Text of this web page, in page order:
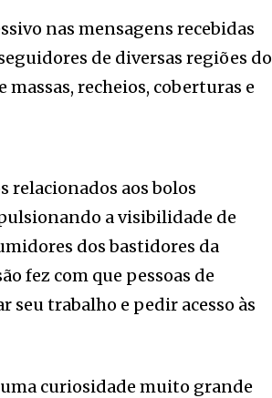
nas mensagens recebidas
de diversas regiões do
recheios, coberturas e
relacionados aos bolos
a visibilidade de
dos bastidores da
fez com que pessoas de
seu trabalho e pedir acesso às
curiosidade muito grande